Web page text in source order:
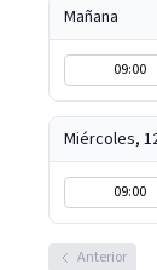
Mañana
09:00
Miércoles,
09:00
Anterior